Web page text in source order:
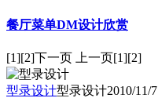
餐厅菜单DM设计欣赏
[1][2]下一页 上一页[1][2]
型录设计型录设计2010/11/7